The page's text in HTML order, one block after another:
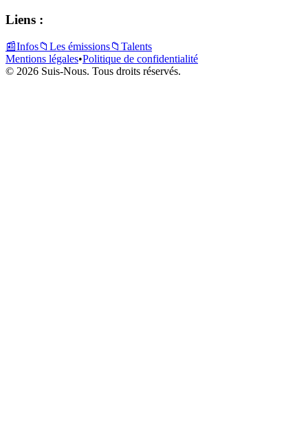
Liens :
📰Infos📁 Les émissions📁 Talents
Mentions légales•Politique de confidentialité
© 2026 Suis-Nous. Tous droits réservés.